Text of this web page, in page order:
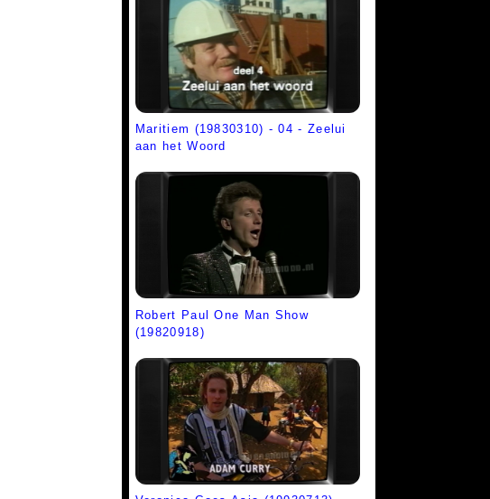
Maritiem (19830310) - 04 - Zeelui
aan het Woord
Robert Paul One Man Show
(19820918)